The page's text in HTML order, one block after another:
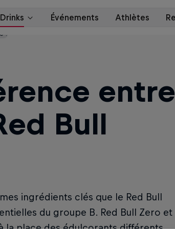
?
entre
Bull
ingrédients clés que le Red Bull
du groupe B. Red Bull Zero et